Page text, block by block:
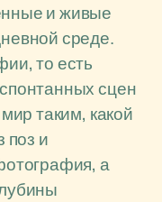
и живые
среде.
то есть
сцен
таким, какой
поз и
а